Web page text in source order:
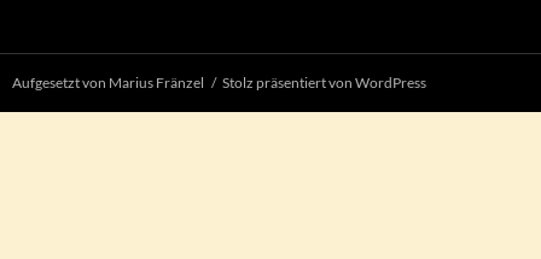
Aufgesetzt von Marius Fränzel Stolz präsentiert von WordPress